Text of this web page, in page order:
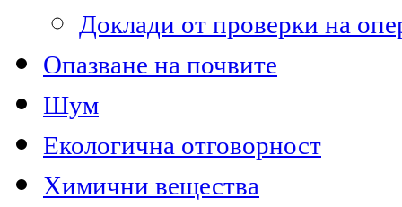
Доклади от проверки на
Опазване на почвите
Шум
Екологична отговорност
Химични вещества